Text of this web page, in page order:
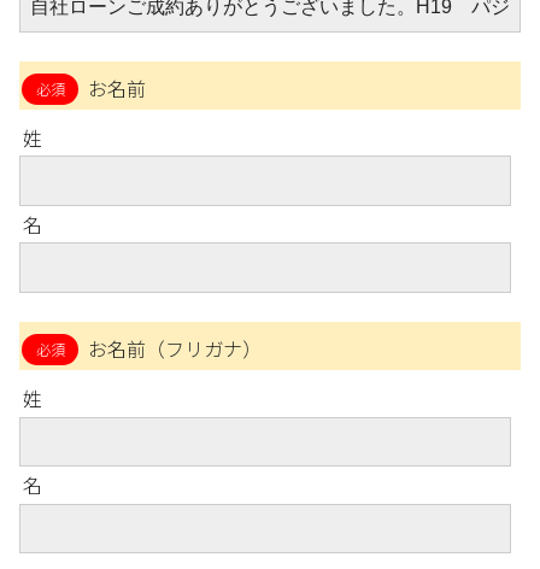
お名前
姓
名
お名前（フリガナ）
姓
名